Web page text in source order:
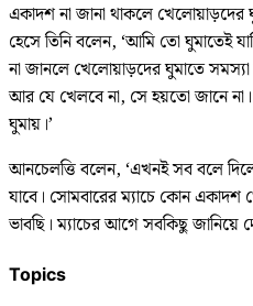
একাদশ না জানা থাকলে খেলোয়াড়দের
হেসে তিনি বলেন, ‘আমি তো ঘুমাতেই
না জানলে খেলোয়াড়দের ঘুমাতে
আর যে খেলবে না, সে হয়তো জানে
ঘুমায়।’
আনচেলত্তি বলেন, ‘এখনই সব বলে
যাবে। সোমবারের ম্যাচে কোন
ভাবছি। ম্যাচের আগে সবকিছু জানিয়ে
Topics